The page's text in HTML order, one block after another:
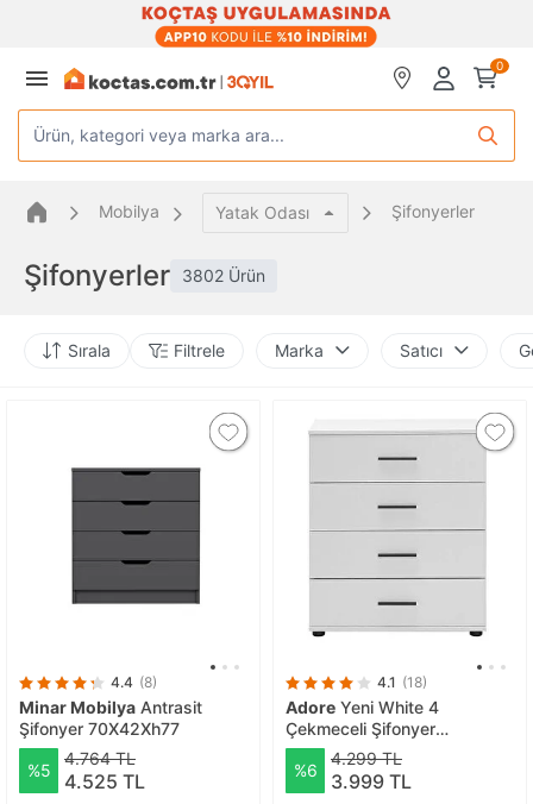
0
Ürün, kategori veya marka ara...
Mobilya Yatak Odası Şifonyerler
Şifonyerler 3802 Ürün
Sırala Filtrele Marka Satıcı
4.4 (8)
Minar Mobilya Antrasit
Şifonyer 70X42Xh77
%5
4.764 TL
4.525 TL
4.1 (18)
Adore Yeni White 4
Çekmeceli Şifonyer
41x65x78
%6
4.299 TL
3.999 TL